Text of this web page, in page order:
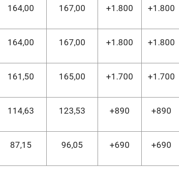
164,00 167,00 +1.800 +1.800
164,00 167,00 +1.800 +1.800
161,50 165,00 +1.700 +1.700
114,63 123,53 +890 +890
87,15 96,05 +690 +690